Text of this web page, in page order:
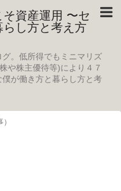
資産運用 〜セ
らし方と考え方
。低所得でもミニマリズ
や株主優待等)により４７
が働き方と暮らし方と考